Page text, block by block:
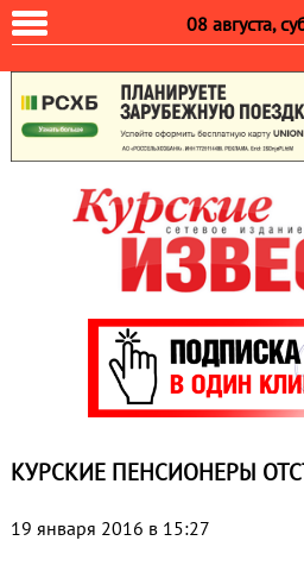
08 августа,
КУРСКИЕ ПЕНСИОНЕРЫ
19 января 2016 в 15:27